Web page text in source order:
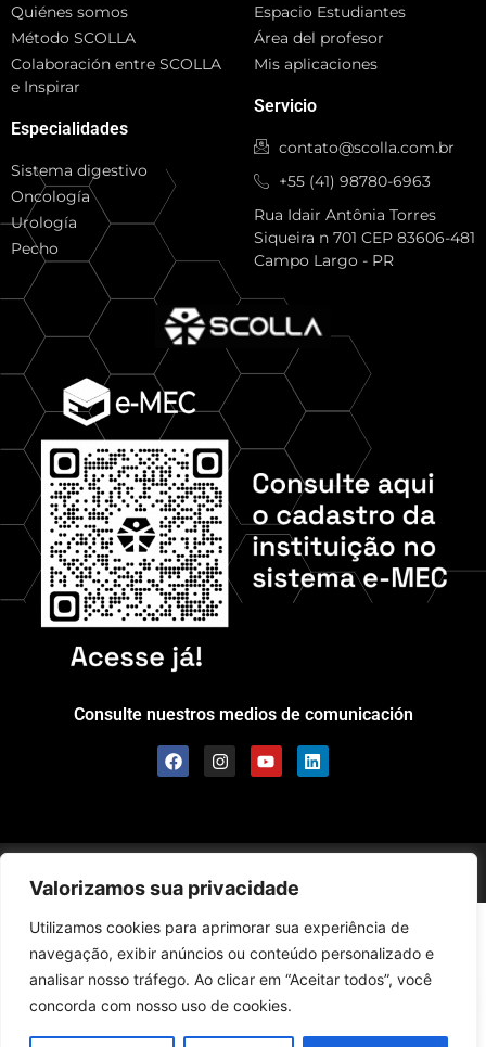
Valorizamos sua privacidade
Utilizamos cookies para aprimorar sua experiência de
navegação, exibir anúncios ou conteúdo personalizado e
analisar nosso tráfego. Ao clicar em “Aceitar todos”, você
concorda com nosso uso de cookies.
Quiénes somos
Método SCOLLA
Colaboración entre SCOLLA
e Inspirar
Especialidades
Sistema digestivo
Oncología
Urología
Pecho
Espacio Estudiantes
Área del profesor
Mis aplicaciones
Servicio
contato@scolla.com.br
+55 (41) 98780-6963
Rua Idair Antônia Torres
Siqueira n 701 CEP 83606-481
Campo Largo - PR
Consulte nuestros medios de comunicación